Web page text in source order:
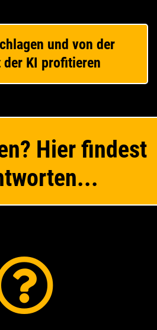
und von der
der KI profitieren
Hier findest